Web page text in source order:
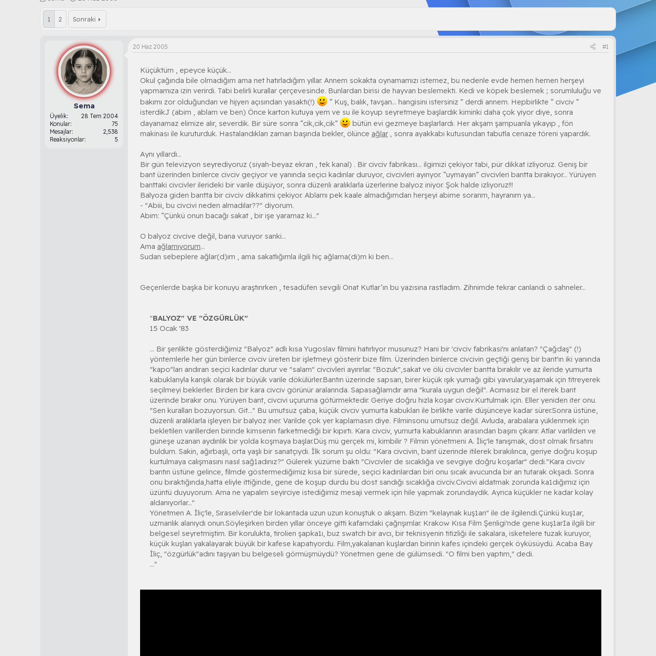
b
n
l
n
g
ı
ç
t
a
r
i
1 2 Sonraki
Sema
Üyelik
28 Tem 2004
Konular
75
Mesajlar
2,538
Reaksiyonlar
5
20 Haz 2005 #1
Küçüktüm , epeyce küçük...
Okul çağında bile olmadığım ama net hatırladığım yıllar. Annem sokakta oynamamızı istemez, bu nedenle evde hemen hemen herşeyi
yapmamıza izin verirdi. Tabi belirli kurallar çerçevesinde. Bunlardan birisi de hayvan beslemekti. Kedi ve köpek beslemek ; sorumluluğu ve
bakımı zor olduğundan ve hijyen açısından yasaktı(!)
“ Kuş, balık, tavşan... hangisini istersiniz ” derdi annem. Hepbirlikte “ civciv ”
isterdikJ (abim , ablam ve ben) Önce karton kutuya yem ve su ile koyup seyretmeye başlardık kiminki daha çok yiyor diye, sonra
dayanamaz elimize alır, severdik. Bir süre sonra “cik,cik,cik”
bütün evi gezmeye başlarlardı. Her akşam şampuanla yıkayıp , fön
makinası ile kuruturduk. Hastalandıkları zaman başında bekler, ölünce ağlar , sonra ayakkabı kutusundan tabutla cenaze töreni yapardık.
Aynı yıllardı...
Bir gün televizyon seyrediyoruz (siyah-beyaz ekran , tek kanal) . Bir civciv fabrikası... ilgimizi çekiyor tabi, pür dikkat izliyoruz. Geniş bir
bant üzerinden binlerce civciv geçiyor ve yanında seçici kadınlar duruyor, civcivleri ayırıyor. “uymayan” civcivleri bantta bırakıyor... Yürüyen
banttaki civcivler ilerideki bir varile düşüyor, sonra düzenli aralıklarla üzerlerine balyoz iniyor. Şok halde izliyoruz!!!
Balyoza giden bantta bir civciv dikkatimi çekiyor. Ablamı pek kaale almadığımdan herşeyi abime sorarım, hayranım ya...
- "Abiii, bu civcivi neden almadılar??" diyorum.
Abim: “Çünkü onun bacağı sakat , bir işe yaramaz ki..."
O balyoz civcive değil, bana vuruyor sanki...
Ama ağlamıyorum...
Sudan sebeplere ağlar(d)ım , ama sakatlığımla ilgili hiç ağlama(dı)m ki ben...
Geçenlerde başka bir konuyu araştırırken , tesadüfen sevgili Onat Kutlar’ın bu yazısına rastladım. Zihnimde tekrar canlandı o sahneler...
"BALYOZ" VE "ÖZGÜRLÜK"
15 Ocak '83
... Bir şenlikte gösterdiğimiz "Balyoz" adlı kısa Yugoslav filmini hatırlıyor musunuz? Hani bir 'civciv fabrikasi'nı anlatan? "Çağdaş" (!)
yöntemlerle her gün binlerce civciv üreten bir işletmeyi gösterir bize film. Üzerinden binlerce civcivin geçtiği geniş bir bant'ın iki yanında
"kapo"ları andıran seçici kadınlar durur ve "salam" civcivleri ayırırlar. "Bozuk",sakat ve ölü civcivler bantta bırakılır ve az ileride yumurta
kabuklarıyla karışık olarak bir büyük varile dökülürler.Bantın üzerinde sapsarı, birer küçük ışık yumağı gibi yavrular,yaşamak için titreyerek
seçilmeyi beklerler. Birden bir kara civciv görünür aralarında. Sapasağlamdır ama "kurala uygun değil". Acımasız bir el iterek bant
üzerinde bırakır onu. Yürüyen bant, civcivi uçuruma götürmektedir. Geriye doğru hızla koşar civciv.Kurtulmak için. Eller yeniden iter onu.
"Sen kuralları bozuyorsun. Git..." Bu umutsuz çaba, küçük civciv yumurta kabukları ile birlikte varile düşünceye kadar sürer.Sonra üstüne,
düzenli aralıklarla işleyen bir balyoz iner. Varilde çok yer kaplamasın diye. Filminsonu umutsuz değil. Avluda, arabalara yüklenmek için
bekletilen varillerden birinde kimsenin farketmediği bir kıpırtı. Kara civciv, yumurta kabuklarının arasından başını çıkarır. Atlar varlilden ve
güneşe uzanan aydınlık bir yolda koşmaya başlar.Düş mü gerçek mi, kimbilir ? Filmin yönetmeni A. İliç'le tanışmak, dost olmak fırsatını
buldum. Sakin, ağırbaşlı, orta yaşlı bir sanatçıydı. İlk sorum şu oldu: "Kara civcivin, bant üzerinde itilerek bırakılınca, geriye doğru koşup
kurtulmaya calışmasını nasıl sağ1adınız?" Gülerek yüzüme baktı "Civcivler de sıcaklığa ve sevgiye doğru koşarlar" dedi."Kara civciv
bantın üstüne gelince, filmde göstermediğimiz kısa bir sürede, seçici kadınlardan biri onu sıcak avucunda bir an tutarak okşadı. Sonra
onu bıraktığında,hatta eliyle ittiğinde, gene de koşup durdu bu dost sandığı sıcaklığa civciv.Civcivi aldatmak zorunda ka1dığımız için
üzüntü duyuyorum. Ama ne yapalım seyirciye istediğimiz mesaji vermek için hile yapmak zorundaydik. Ayrıca küçükler ne kadar kolay
aldanıyorlar..."
Yönetmen A. İliç'le, Sıraselviler'de bir lokantada uzun uzun konuştuk o akşam. Bizim "kelaynak kuş1arı" ile de ilgilendi.Çünkü kuş1ar,
uzmanlık alanıydı onun.Söyleşirken birden yıllar önceye gitti kafamdaki çağrışımlar. Krakow Kısa Film Şenligi'nde gene kuş1arIa ilgili bir
belgesel seyretmiştim. Bir korulukta, tirolien şapka1ı, buz swatch bir avcı, bir teknisyenin titizliği ile sakalara, isketelere tuzak kuruyor,
küçük kuşları yakalayarak büyük bir kafese kapatıyordu. Film,yakalanan kuşlardan birinin kafes içindeki gerçek öyküsüydü. Acaba Bay
İliç, "özgürlük"adını taşıyan bu belgeseli görmüşmüydü? Yönetmen gene de gülümsedi. "O filmi ben yaptım," dedi.
..."​